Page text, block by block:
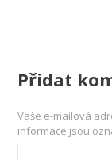
Přidat
Vaše e-mailová
informace jsou